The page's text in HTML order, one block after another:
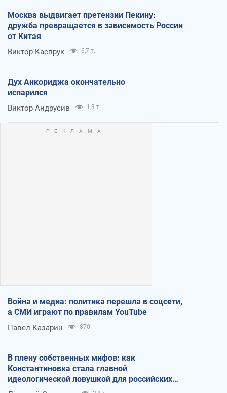
Москва выдвигает претензии Пекину:
дружба превращается в зависимость России
от Китая
Виктор Каспрук 6,7 т.
Дух Анкориджа окончательно
испарился
Виктор Андрусив 1,3 т.
Война и медиа: политика перешла в соцсети,
а СМИ играют по правилам YouTube
Павел Казарин 870
В плену собственных мифов: как
Константиновка стала главной
идеологической ловушкой для российских
оккупантов